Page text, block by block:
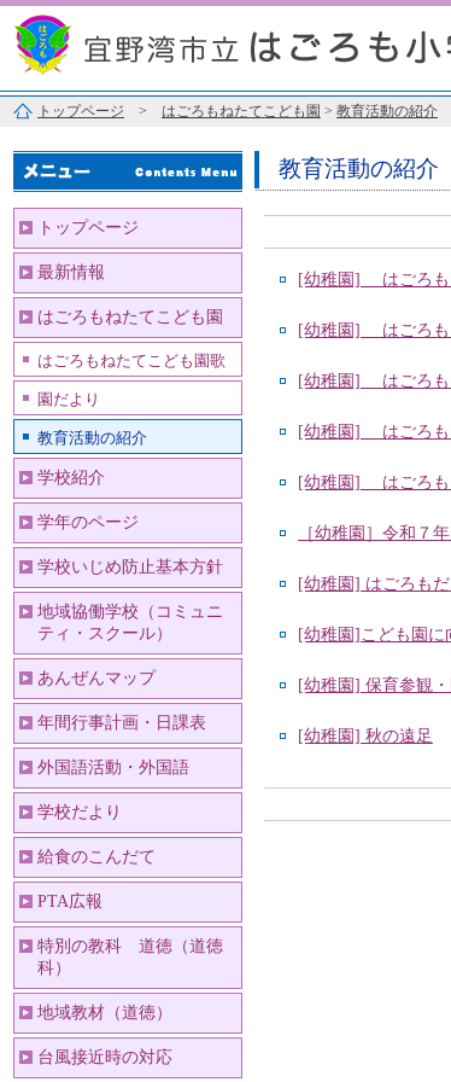
トップページ > はごろもねたてこども園 > 教育活動の紹介
教育活動の紹介
[幼稚園] はごろも
[幼稚園] はごろも
[幼稚園] はごろも
[幼稚園] はごろも
[幼稚園] はごろも
［幼稚園］令和７
[幼稚園] はごろもだ
[幼稚園]こども園に
[幼稚園] 保育参観
[幼稚園] 秋の遠足
トップページ
最新情報
はごろもねたてこども園
はごろもねたてこども園歌
園だより
教育活動の紹介
学校紹介
学年のページ
学校いじめ防止基本方針
地域協働学校（コミュニ
ティ・スクール）
あんぜんマップ
年間行事計画・日課表
外国語活動・外国語
学校だより
給食のこんだて
PTA広報
特別の教科 道徳（道徳
科）
地域教材（道徳）
台風接近時の対応